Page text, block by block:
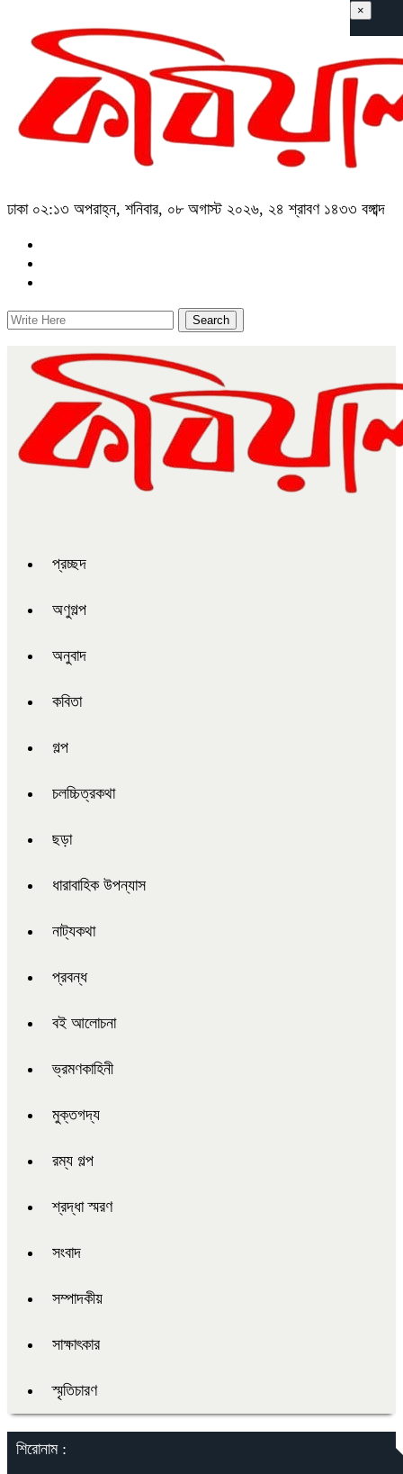
ঢাকা ০২:১৩ অপরাহ্ন, শনিবার, ০৮ অগাস্ট ২০২৬, ২৪ শ্রাবণ ১৪৩৩ বঙ্গাব্দ
প্রচ্ছদ
অণুগল্প
অনুবাদ
কবিতা
গল্প
চলচ্চিত্রকথা
ছড়া
ধারাবাহিক উপন্যাস
নাট্যকথা
প্রবন্ধ
বই আলোচনা
ভ্রমণকাহিনী
মুক্তগদ্য
রম্য গল্প
শ্রদ্ধা স্মরণ
সংবাদ
সম্পাদকীয়
সাক্ষাৎকার
স্মৃতিচারণ
শিরোনাম :
×